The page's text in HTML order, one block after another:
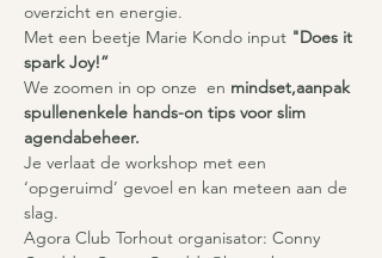
overzicht en energie.
Met een beetje Marie Kondo input "Does it
spark Joy!”
We zoomen in op onze en mindset,aanpak
spullenenkele hands-on tips voor slim
agendabeheer.
Je verlaat de workshop met een
‘opgeruimd’ gevoel en kan meteen aan de
slag.
Agora Club Torhout organisator: Conny